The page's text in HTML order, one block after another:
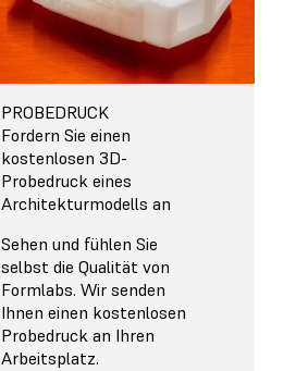
PROBEDRUCK
Fordern Sie einen
kostenlosen 3D-
Probedruck eines
Architekturmodells an
Sehen und fühlen Sie
selbst die Qualität von
Formlabs. Wir senden
Ihnen einen kostenlosen
Probedruck an Ihren
Arbeitsplatz.